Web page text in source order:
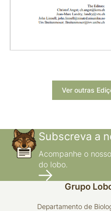
Ver outras
Subscreva a
Acompanhe o
do lobo.
Grupo
Departamento de